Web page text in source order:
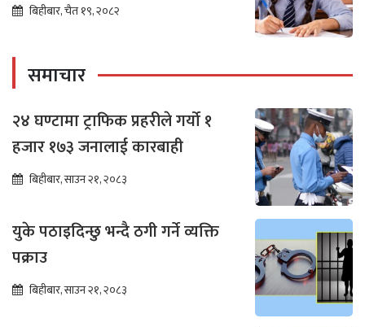
बिहीबार, चैत १९, २०८२
समाचार
२४ घण्टामा ट्राफिक प्रहरीले गर्यो १
हजार १७३ जनालाई कारबाही
बिहीबार, साउन २१, २०८३
युके पठाइदिन्छु भन्दै ठगी गर्ने व्यक्ति
पक्राउ
बिहीबार, साउन २१, २०८३